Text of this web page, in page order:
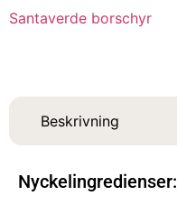
Santaverde borschyr
Beskrivning
Nyckelingredienser: